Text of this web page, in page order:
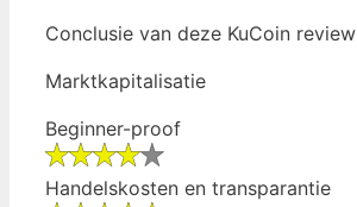
Conclusie van deze KuCoin review
Marktkapitalisatie
Beginner-proof
Handelskosten en transparantie